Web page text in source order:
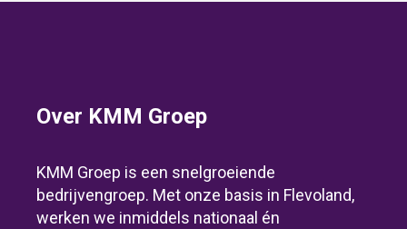
Over KMM Groep
KMM Groep is een snelgroeiende
bedrijvengroep. Met onze basis in Flevoland,
werken we inmiddels nationaal én